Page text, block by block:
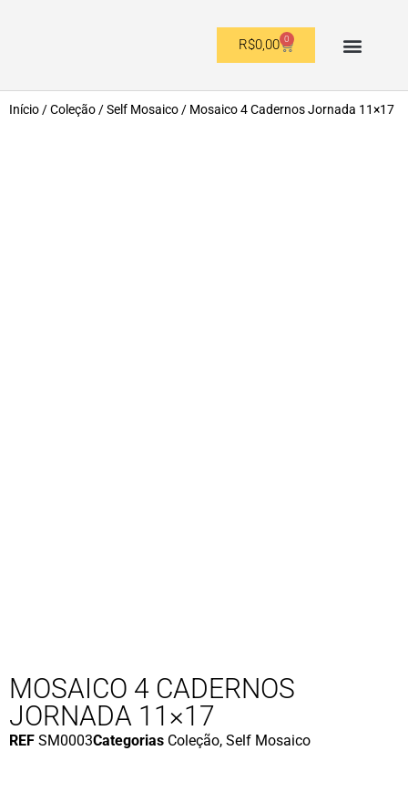
R$0,00 0
Início /Coleção /Self Mosaico / Mosaico 4 Cadernos Jornada 11×17
MOSAICO 4 CADERNOS
JORNADA 11×17
REF SM0003Categorias Coleção, Self Mosaico